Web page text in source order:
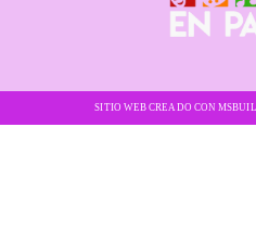
SITIO WEB CREADO CON